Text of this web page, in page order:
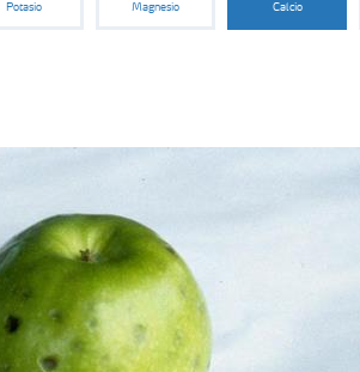
Potasio Magnesio Calcio